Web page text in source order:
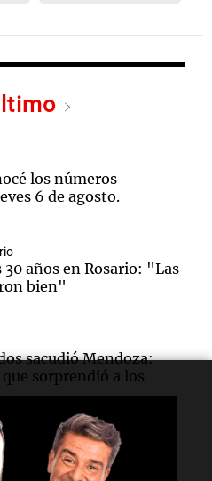
los números
6 de agosto.
30 años en Rosario: "Las
bien"
sacudió Mendoza:
sorprendió a los
la ciudad de